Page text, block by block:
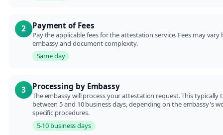
2 Payment of Fees
Pay the applicable fees for the attestation service. Fees may vary
embassy and document complexity.
Same day
3 Processing by Embassy
The embassy will process your attestation request. This typically
between 5 and 10 business days, depending on the embassy's
specific procedures.
5-10 business days